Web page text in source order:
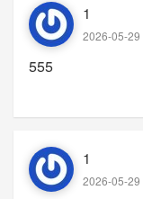
1
2026-05-29
555
1
2026-05-29